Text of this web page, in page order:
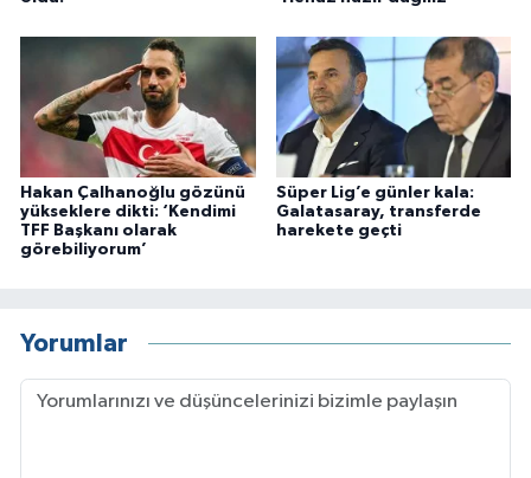
Hakan Çalhanoğlu gözünü
yükseklere dikti: ‘Kendimi
TFF Başkanı olarak
görebiliyorum’
Süper Lig’e günler kala:
Galatasaray, transferde
harekete geçti
Yorumlar